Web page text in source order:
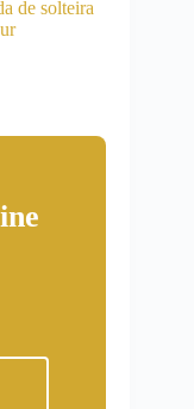
de solteira